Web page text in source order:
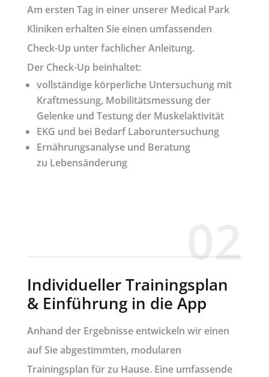
Am ersten Tag in einer unserer Medical Park
Kliniken erhalten Sie einen umfassenden
Check-Up unter fachlicher Anleitung.
Der Check-Up beinhaltet:
vollständige körperliche Untersuchung mit
Kraftmessung, Mobilitätsmessung der
Gelenke und Testung der Muskelaktivität
EKG und bei Bedarf Laboruntersuchung
Ernährungsanalyse und Beratung
zu Lebensänderung
02
Individueller Trainingsplan
& Einführung in die App
Anhand der Ergebnisse entwickeln wir einen
auf Sie abgestimmten, modularen
Trainingsplan für zu Hause. Eine umfassende